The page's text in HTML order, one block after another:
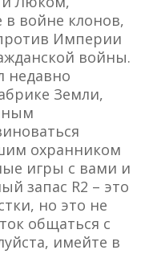
в войне клонов,
Империи
войны.
недавно
Земли,
охранником
игры с вами и
запас R2 – это
но это не
общаться с
имейте в